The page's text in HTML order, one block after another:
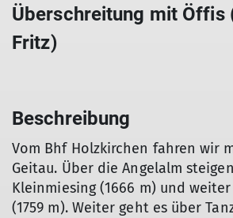
Überschreitung mit Öffis
Fritz)
Beschreibung
Vom Bhf Holzkirchen fahren wir
Geitau. Über die Angelalm
Kleinmiesing (1666 m) und
(1759 m). Weiter geht es über